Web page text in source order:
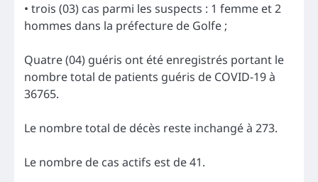
• trois (03) cas parmi les suspects : 1 femme et 2
hommes dans la préfecture de Golfe ;
Quatre (04) guéris ont été enregistrés portant le
nombre total de patients guéris de COVID-19 à
36765.
Le nombre total de décès reste inchangé à 273.
Le nombre de cas actifs est de 41.